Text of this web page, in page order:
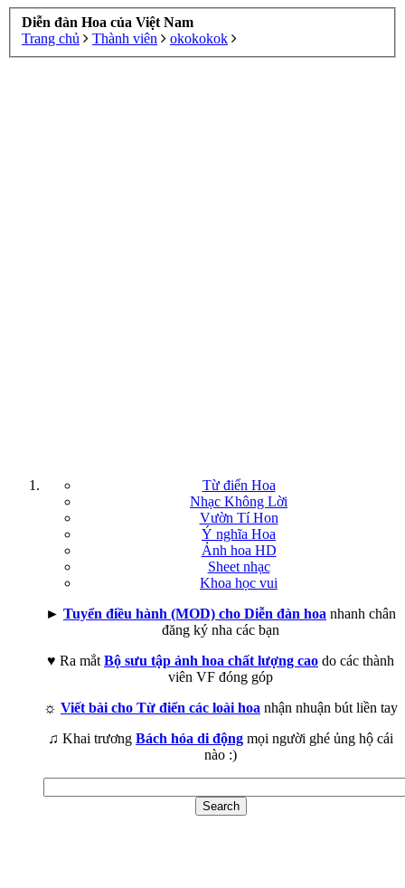
Diễn đàn Hoa của Việt Nam
Trang chủ
Thành viên okokokok
Từ điển Hoa
Nhạc Không Lời
Vườn Tí Hon
Ý nghĩa Hoa
Ảnh hoa HD
Sheet nhạc
Khoa học vui
► Tuyển điều hành (MOD) cho Diễn đàn hoa nhanh chân
đăng ký nha các bạn
♥ Ra mắt Bộ sưu tập ảnh hoa chất lượng cao do các thành
viên VF đóng góp
☼ Viết bài cho Từ điển các loài hoa nhận nhuận bút liền tay
♫ Khai trương Bách hóa di động mọi người ghé ủng hộ cái
nào :)